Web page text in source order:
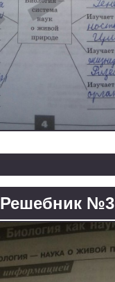
Решебник №3